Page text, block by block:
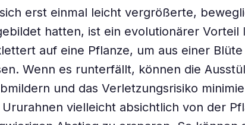
erst einmal leicht vergrößerte,
hatten, ist ein evolutionärer Vorteil
auf eine Pflanze, um aus einer
Wenn es runterfällt, können die
und das Verletzungsrisiko
vielleicht absichtlich von der